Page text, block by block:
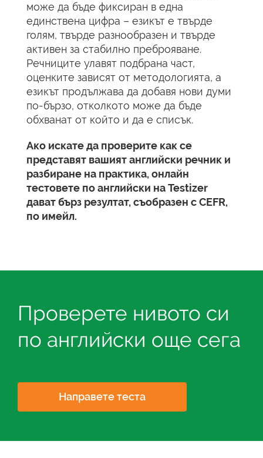
може да бъде фиксиран в една
единствена цифра – езикът е твърде
голям, твърде разнообразен и твърде
активен за стабилно преброяване.
Речниците улавят подбрана част,
оценките зависят от методологията, а
езикът продължава да добавя нови думи
по-бързо, отколкото може да бъде
обхванат от който и да е списък.
Ако искате да проверите как се
представят вашият английски речник и
разбиране на практика, онлайн
тестовете по английски на Testizer
дават бърз резултат, съобразен с CEFR,
по имейл.
Проверете нивото си
по английски още сега
Направете теста